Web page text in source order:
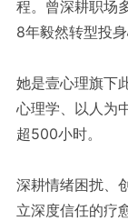
程。曾深耕职场
8年毅然转型投身
她是壹心理旗下
心理学、以人为
超500小时。
深耕情绪困扰、
立深度信任的疗